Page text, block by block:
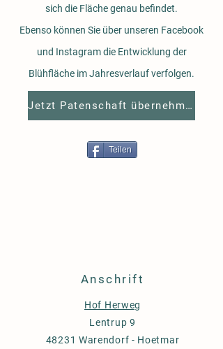
sich die Fläche genau befindet.
Ebenso können Sie über unseren Facebook
und Instagram die Entwicklung der
Blühfläche im Jahresverlauf verfolgen.
Jetzt Patenschaft übernehmen
Teilen
Anschrift
Hof Herweg
Lentrup 9
48231 Warendorf - Hoetmar